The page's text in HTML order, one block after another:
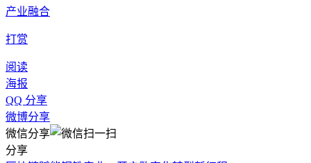
产业融合
打赏
阅读
海报
QQ 分享
微博分享
微信分享
分享